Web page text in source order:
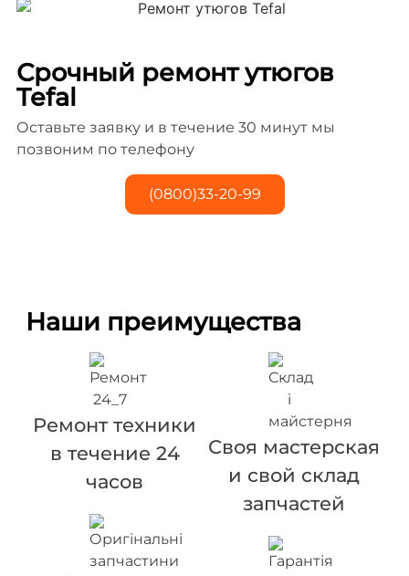
Срочный ремонт утюгов
Tefal
Оставьте заявку и в течение 30 минут мы
позвоним по телефону
(0800)33-20-99
Наши преимущества
Ремонт техники
в течение 24
часов
Своя мастерская
и свой склад
запчастей